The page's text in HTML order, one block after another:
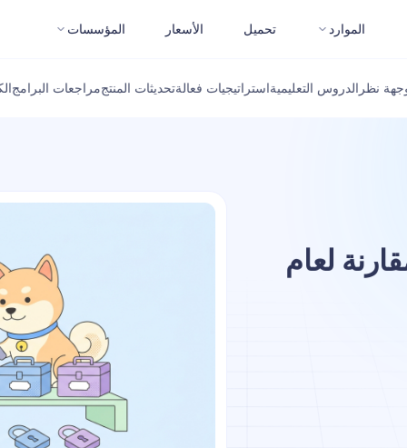
الموارد تحميل الأسعار المؤسسات
نظر الدروس التعليميةاستراتيجيات فعالةتحديثات المنتجمراجعات البرامج
لعام